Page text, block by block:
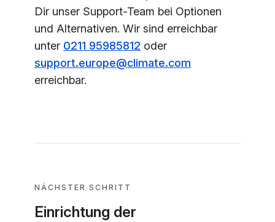
Dir unser Support-Team bei Optionen
und Alternativen. Wir sind erreichbar
unter 0211 95985812 oder
support.europe@climate.com
erreichbar.
NÄCHSTER SCHRITT
Einrichtung der